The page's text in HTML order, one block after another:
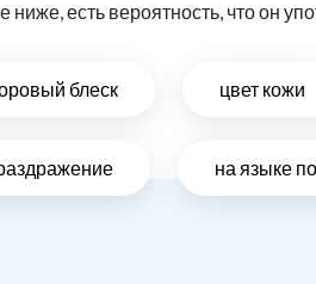
есть вероятность, что он
блеск цвет кожи
на языке